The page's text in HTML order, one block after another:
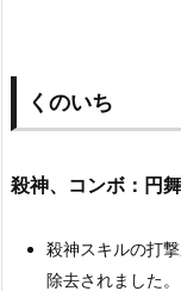
くのいち
殺神、コンボ： 円舞
殺神スキルの打
除去されました。